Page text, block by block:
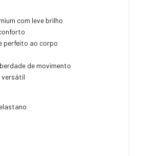
com leve brilho
perfeito ao corpo
de movimento
versátil